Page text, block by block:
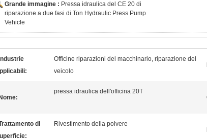
Grande immagine : Pressa idraulica del CE 20 di
riparazione a due fasi di Ton Hydraulic Press Pump
Vehicle
Industrie
Officine riparazioni del macchinario, riparazione del
veicolo
Nome:
pressa idraulica dell'officina 20T
di
Rivestimento della polvere